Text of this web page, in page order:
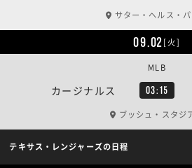
サター・ヘルス・
09.02[火]
カージナルス 03:15
MLB
ブッシュ・スタジ
テキサス・レンジャーズの日程